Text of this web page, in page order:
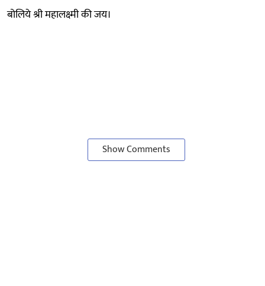
बोलिये श्री महालक्ष्मी की जय।
Show Comments